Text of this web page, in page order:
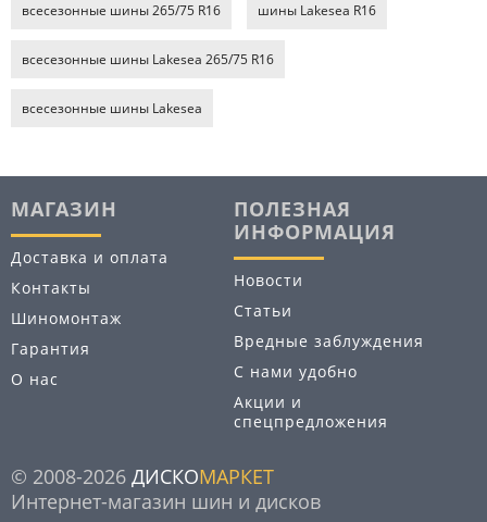
всесезонные шины 265/75 R16 шины Lakesea R16
всесезонные шины Lakesea 265/75 R16
всесезонные шины Lakesea
МАГАЗИН
Доставка и оплата
Контакты
Шиномонтаж
Гарантия
О нас
ПОЛЕЗНАЯ
ИНФОРМАЦИЯ
Новости
Статьи
Вредные заблуждения
С нами удобно
Акции и
спецпредложения
© 2008-2026 ДИСКОМАРКЕТ
Интернет-магазин шин и дисков